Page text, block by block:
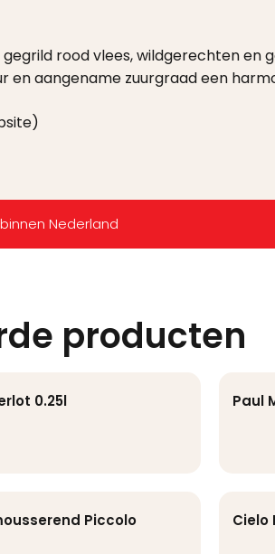
rood vlees, wildgerechten en
en aangename zuurgraad een
Nederland
producten
0.25l Paul
Piccolo Cielo